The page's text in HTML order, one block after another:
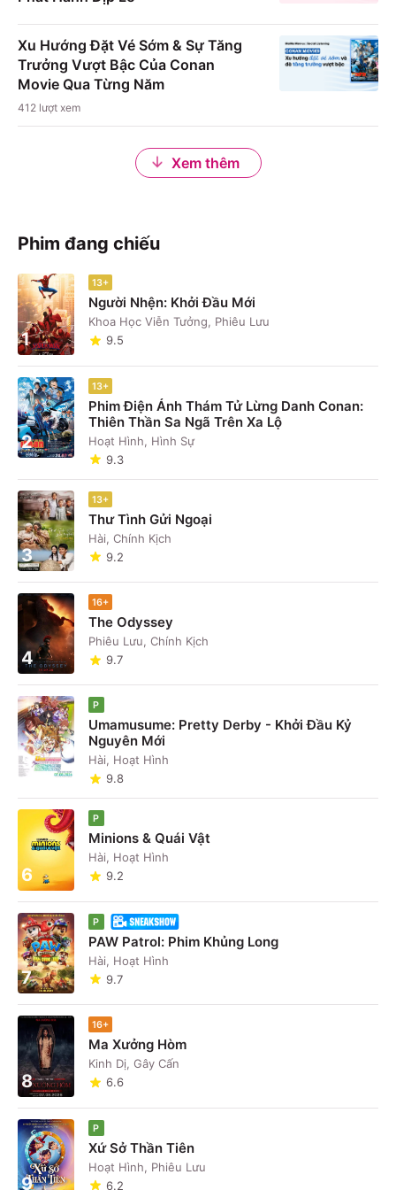
Xu Hướng Đặt Vé Sớm & Sự Tăng
Trưởng Vượt Bậc Của Conan
Movie Qua Từng Năm
412 lượt xem
Xem thêm
Phim đang chiếu
1
13+
Người Nhện: Khởi Đầu Mới
Khoa Học Viễn Tưởng, Phiêu Lưu
9.5
2
13+
Phim Điện Ảnh Thám Tử Lừng Danh Conan:
Thiên Thần Sa Ngã Trên Xa Lộ
Hoạt Hình, Hình Sự
9.3
3
13+
Thư Tình Gửi Ngoại
Hài, Chính Kịch
9.2
4
16+
The Odyssey
Phiêu Lưu, Chính Kịch
9.7
5
P
Umamusume: Pretty Derby - Khởi Đầu Kỷ
Nguyên Mới
Hài, Hoạt Hình
9.8
6
P
Minions & Quái Vật
Hài, Hoạt Hình
9.2
7
P
PAW Patrol: Phim Khủng Long
Hài, Hoạt Hình
9.7
8
16+
Ma Xưởng Hòm
Kinh Dị, Gây Cấn
6.6
9
P
Xứ Sở Thần Tiên
Hoạt Hình, Phiêu Lưu
6.2